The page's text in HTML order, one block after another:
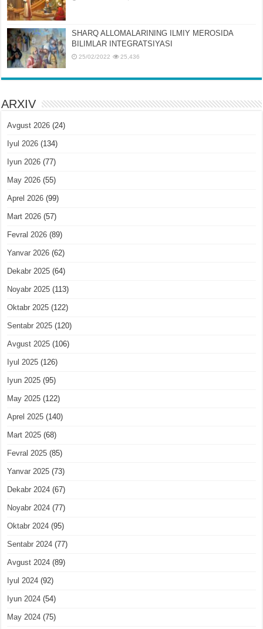
SHARQ ALLOMALARINING ILMIY MЕROSIDA
BILIMLAR INTЕGRATSIYASI
25/02/2022 25,436
ARXIV
Avgust 2026 (24)
Iyul 2026 (134)
Iyun 2026 (77)
May 2026 (55)
Aprel 2026 (99)
Mart 2026 (57)
Fevral 2026 (89)
Yanvar 2026 (62)
Dekabr 2025 (64)
Noyabr 2025 (113)
Oktabr 2025 (122)
Sentabr 2025 (120)
Avgust 2025 (106)
Iyul 2025 (126)
Iyun 2025 (95)
May 2025 (122)
Aprel 2025 (140)
Mart 2025 (68)
Fevral 2025 (85)
Yanvar 2025 (73)
Dekabr 2024 (67)
Noyabr 2024 (77)
Oktabr 2024 (95)
Sentabr 2024 (77)
Avgust 2024 (89)
Iyul 2024 (92)
Iyun 2024 (54)
May 2024 (75)